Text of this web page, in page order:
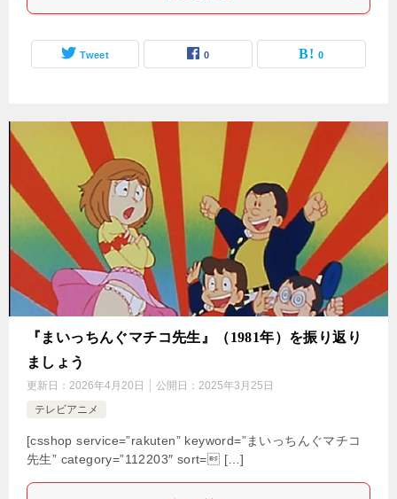
Tweet 0 0
『まいっちんぐマチコ先生』（1981年）を振り返り
ましょう
更新日： 2026年4月20日 公開日： 2025年3月25日
テレビアニメ
[csshop service=”rakuten” keyword=”まいっちんぐマチコ
先生” category=”112203″ sort= […]